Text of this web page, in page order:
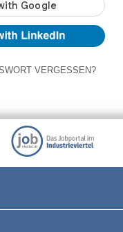
VERGESSEN?